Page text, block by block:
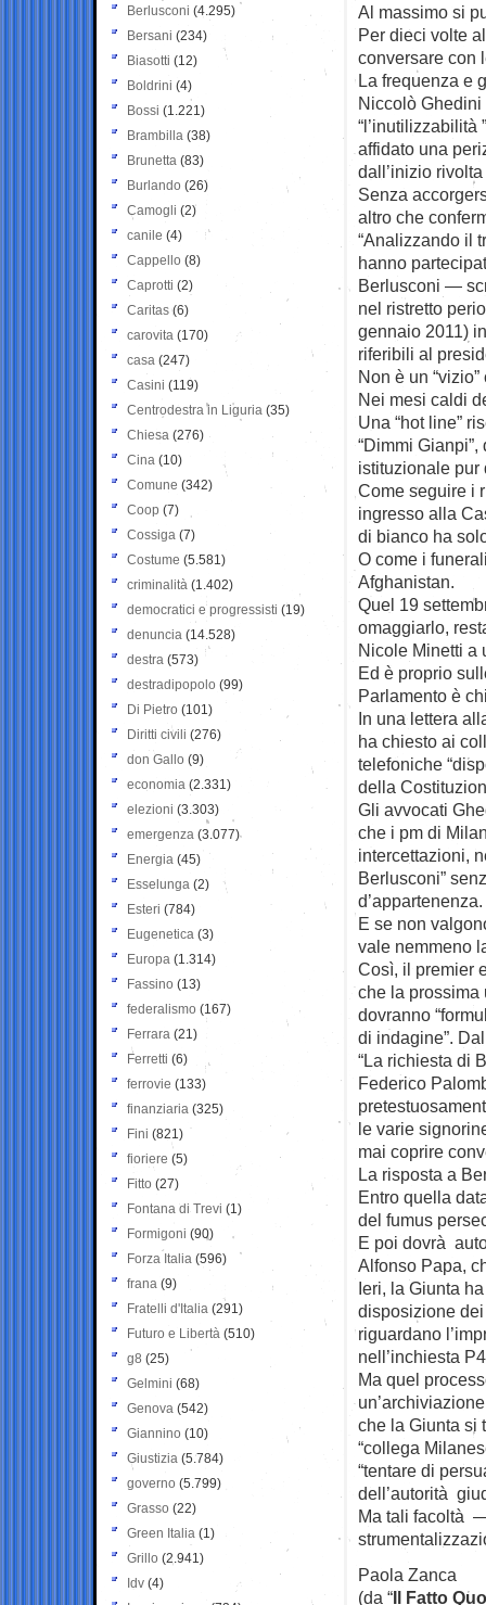
Al massimo si
Per dieci volte
conversare con
La frequenza e
Niccolò
affidato una
dall’inizio
Senza
altro che
“Analizzando il
hanno
Berlusconi —
nel ristretto
gennaio 2011)
riferibili al
Non è un
Nei mesi caldi
Una “hot line”
“Dimmi
istituzionale pur
Come seguire i
ingresso alla
di bianco ha
O come i
Afghanistan.
Quel 19
omaggiarlo,
Nicole Minetti a
Ed è proprio
Parlamento è
In una lettera
ha chiesto ai
telefoniche
della
Gli avvocati
che i pm di
intercettazioni,
Berlusconi”
d’appartenenza.
E se non
vale nemmeno
Così, il premier
che la prossima
dovranno
di indagine”.
“La richiesta di
Federico
le varie
mai coprire
La risposta a
Entro quella
del fumus
E poi dovrà
Alfonso Papa,
Ieri, la Giunta
disposizione
riguardano
nell’inchiesta
Ma quel
che la Giunta si
“collega
“tentare di
dell’autorità
Ma tali facoltà
Paola Zanca
(da “Il Fatto
Berlusconi (4.295)
Bersani (234)
Biasotti (12)
Boldrini (4)
Bossi (1.221)
Brambilla (38)
Brunetta (83)
Burlando (26)
Camogli (2)
canile (4)
Cappello (8)
Caprotti (2)
Caritas (6)
carovita (170)
casa (247)
Casini (119)
Centrodestra in Liguria (35)
Chiesa (276)
Cina (10)
Comune (342)
Coop (7)
Cossiga (7)
Costume (5.581)
criminalità (1.402)
democratici e progressisti (19)
denuncia (14.528)
destra (573)
destradipopolo (99)
Di Pietro (101)
Diritti civili (276)
don Gallo (9)
economia (2.331)
elezioni (3.303)
emergenza (3.077)
Energia (45)
Esselunga (2)
Esteri (784)
Eugenetica (3)
Europa (1.314)
Fassino (13)
federalismo (167)
Ferrara (21)
Ferretti (6)
ferrovie (133)
finanziaria (325)
Fini (821)
fioriere (5)
Fitto (27)
Fontana di Trevi (1)
Formigoni (90)
Forza Italia (596)
frana (9)
Fratelli d'Italia (291)
Futuro e Libertà (510)
g8 (25)
Gelmini (68)
Genova (542)
Giannino (10)
Giustizia (5.784)
governo (5.799)
Grasso (22)
Green Italia (1)
Grillo (2.941)
Idv (4)